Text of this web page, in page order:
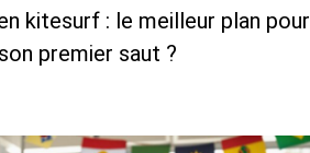
kitesurf : le meilleur plan pour
premier saut ?